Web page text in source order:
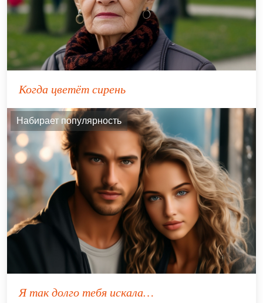
Когда цветёт сирень
Набирает популярность
Я так долго тебя искала…